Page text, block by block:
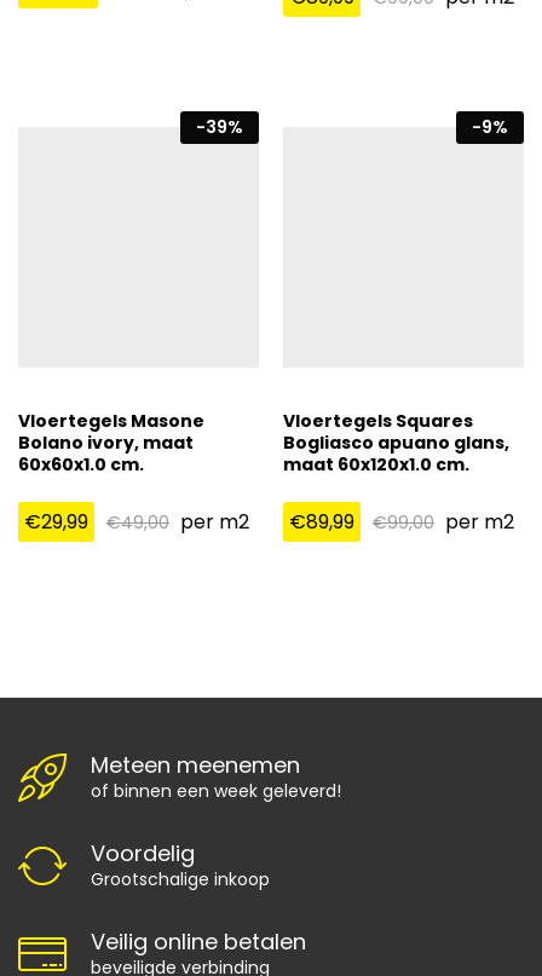
-39%
Vloertegels Masone
Bolano ivory, maat
60x60x1.0 cm.
€29,99 €49,00 per m2
-9%
Vloertegels Squares
Bogliasco apuano glans,
maat 60x120x1.0 cm.
€89,99 €99,00 per m2
Meteen meenemen
of binnen een week geleverd!
Voordelig
Grootschalige inkoop
Veilig online betalen
beveiligde verbinding